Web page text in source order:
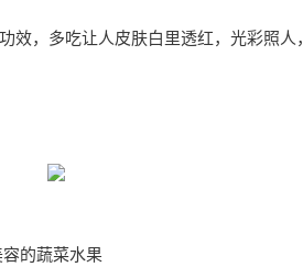
效，多吃让人皮肤白里透红，光彩照人
的蔬菜水果